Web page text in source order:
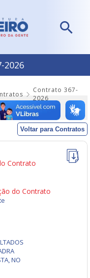
2026
Contrato 367-
2026
Voltar para Contratos
Contrato
do Contrato
NO